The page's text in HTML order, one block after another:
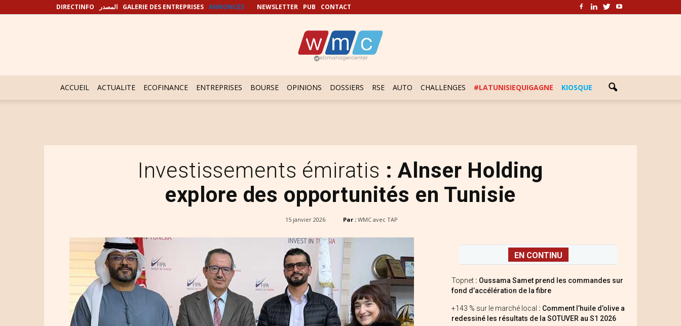
DIRECTINFO المصدر GALERIE DES ENTREPRISES ANNONCES NEWSLETTER PUB CONTACT
ACCUEIL ACTUALITE ECOFINANCE ENTREPRISES BOURSE OPINIONS DOSSIERS RSE AUTO CHALLENGES #LATUNISIEQUIGAGNE KIOSQUE
Investissements émiratis : Alnser Holding
explore des opportunités en Tunisie
15 janvier 2026 Par : WMC avec TAP
EN CONTINU
Topnet : Oussama Samet prend les commandes sur
fond d’accélération de la fibre
+143 % sur le marché local : Comment l’huile d’olive a
redessiné les résultats de la SOTUVER au S1 2026